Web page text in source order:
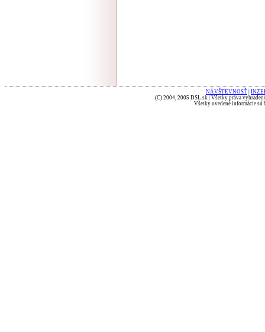
NÁVŠTEVNOSŤ
(C) 2004, 2005 DSL.sk | Všetky práva
Všetky uvedené informácie sú